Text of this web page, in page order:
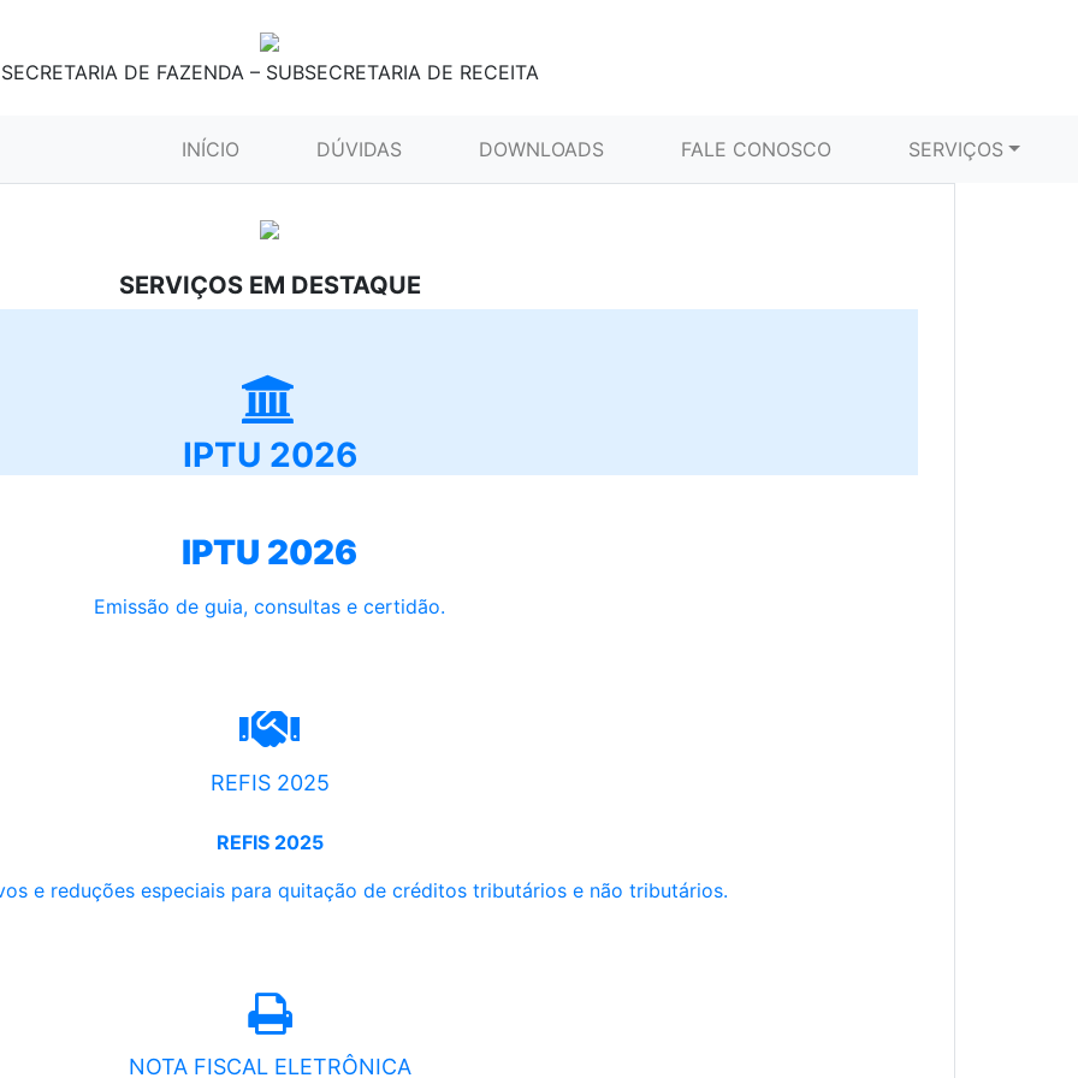
SECRETARIA DE FAZENDA – SUBSECRETARIA DE RECEITA
INÍCIO (CURRENT)DÚVIDAS DOWNLOADS FALE CONOSCO SERVIÇOS
SERVIÇOS EM DESTAQUE
IPTU 2026
IPTU 2026
Emissão de guia, consultas e certidão.
REFIS 2025
REFIS 2025
e reduções especiais para quitação de créditos tributários e não tributários.
NOTA FISCAL ELETRÔNICA